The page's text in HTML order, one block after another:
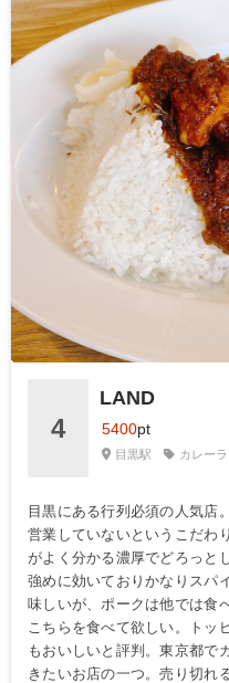
4
LAND
5400pt
目黒駅 カレー
目黒にある行列必須の人気店
営業していないというこだわ
がよく分かる濃厚でどろっと
強めに効いておりかなりスパ
味しいが、ポークは他では食
こちらを食べて欲しい。トッ
もおいしいと評判。東京都で
きたいお店の一つ。売り切れ